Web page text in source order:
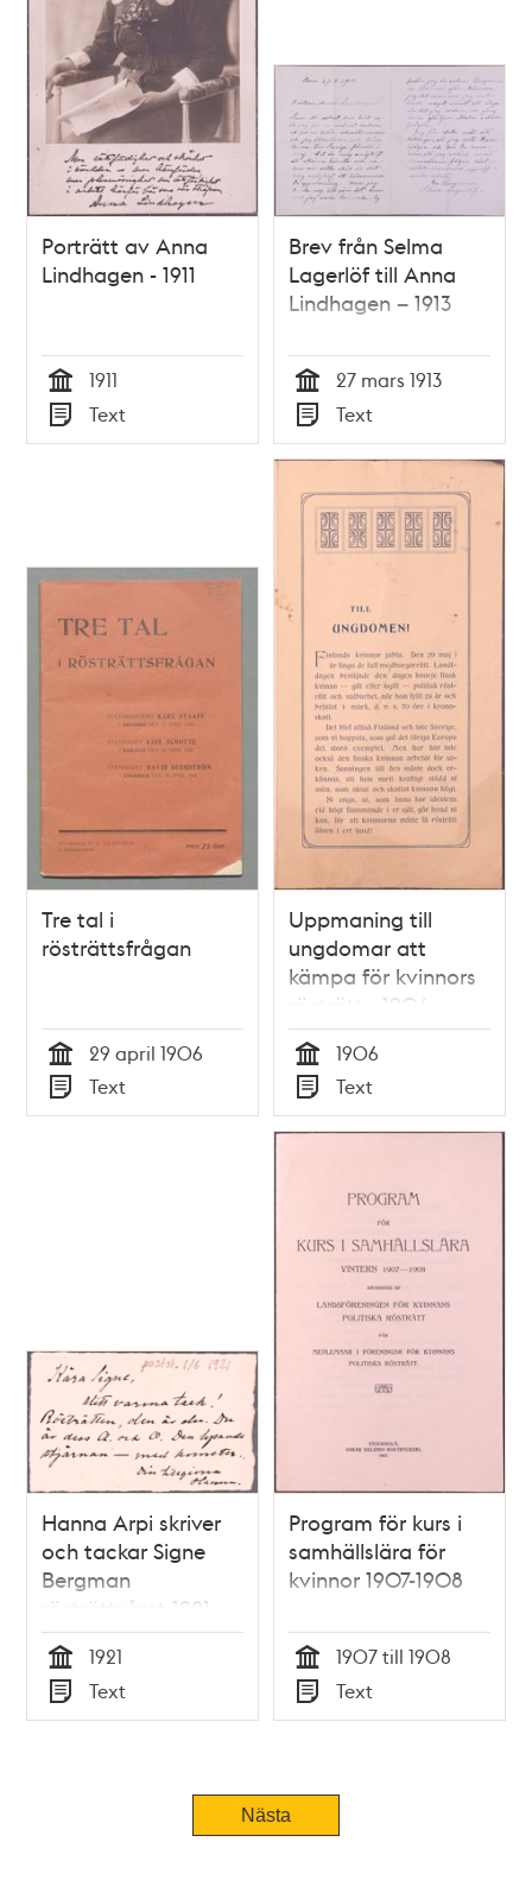
Porträtt av Anna
Lindhagen - 1911
Tid
1911
Typ
Text
Brev från Selma
Lagerlöf till Anna
Lindhagen – 1913
Tid
27 mars 1913
Typ
Text
Tre tal i
rösträttsfrågan
Tid
29 april 1906
Typ
Text
Uppmaning till
ungdomar att
kämpa för kvinnors
rösträtt - 1906
Tid
1906
Typ
Text
Hanna Arpi skriver
och tackar Signe
Bergman
rösträttsåret 1921
Tid
1921
Typ
Text
Program för kurs i
samhällslära för
kvinnor 1907-1908
Tid
1907 till 1908
Typ
Text
Nästa